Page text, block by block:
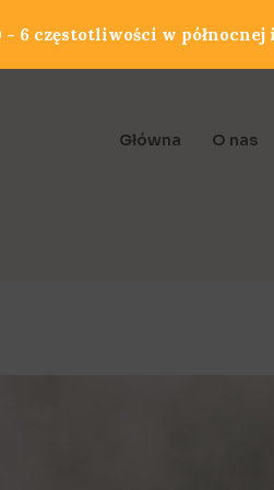
Główna O nas
6 częstotliwości w